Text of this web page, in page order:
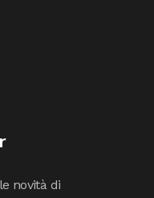
novità di